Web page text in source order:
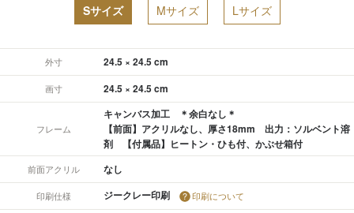
Sサイズ Mサイズ Lサイズ
外寸 24.5 × 24.5 cm
画寸 24.5 × 24.5 cm
フレーム
キャンバス加工 ＊余白なし＊
【前面】アクリルなし、厚さ18mm 出力：ソルベント溶
剤 【付属品】ヒートン・ひも付、かぶせ箱付
前面アクリル なし
印刷仕様 ジークレー印刷 印刷について